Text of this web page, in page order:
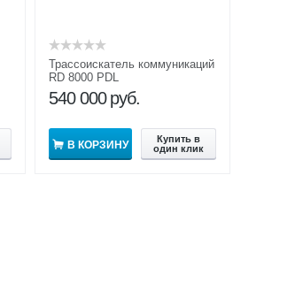
Трассоискатель коммуникаций
RD 8000 PDL
540 000 руб.
В КОРЗИНУ
Купить в
один клик